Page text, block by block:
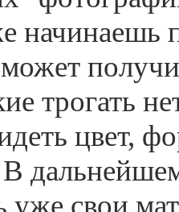
начинаешь
трогать
цвет,
уже свои